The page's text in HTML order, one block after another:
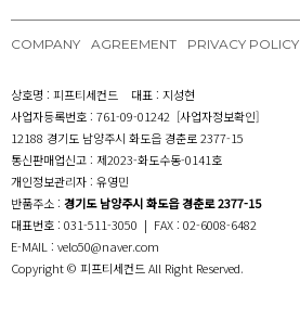
COMPANY AGREEMENT PRIVACY POLICY
상호명 : 피프티세컨드 대표 : 지성현
사업자등록번호 : 761-09-01242 [사업자정보확인]
12188 경기도 남양주시 화도읍 경춘로 2377-15
통신판매업신고 : 제2023-화도수동-0141호
개인정보관리자 : 유영민
반품주소 : 경기도 남양주시 화도읍 경춘로 2377-15
대표번호 : 031-511-3050 | FAX : 02-6008-6482
E-MAIL : velo50@naver.com
Copyright © 피프티세컨드 All Right Reserved.